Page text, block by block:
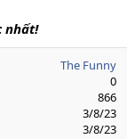
nhất!
The Funny
0
866
3/8/23
3/8/23